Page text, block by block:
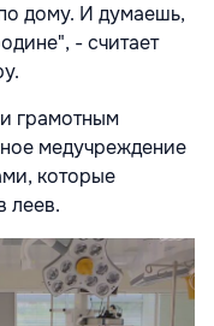
дому. И думаешь,
- считает
грамотным
медучреждение
которые
леев.